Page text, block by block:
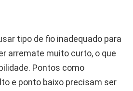
tipo de fio inadequado para
arremate muito curto, o que
Pontos como
e ponto baixo precisam ser